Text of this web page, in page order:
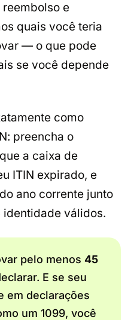
reembolso e
quais você teria
— o que pode
se você depende
como
preencha o
a caixa de
ITIN expirado, e
ano corrente junto
válidos.
pelo menos 45
E se seu
em declarações
um 1099, você